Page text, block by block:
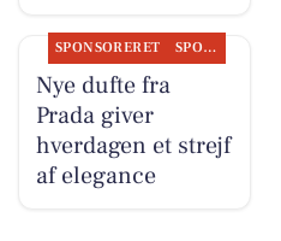
SPONSORERET SPONSORERET INDHOLD
Nye dufte fra
Prada giver
hverdagen et strejf
af elegance